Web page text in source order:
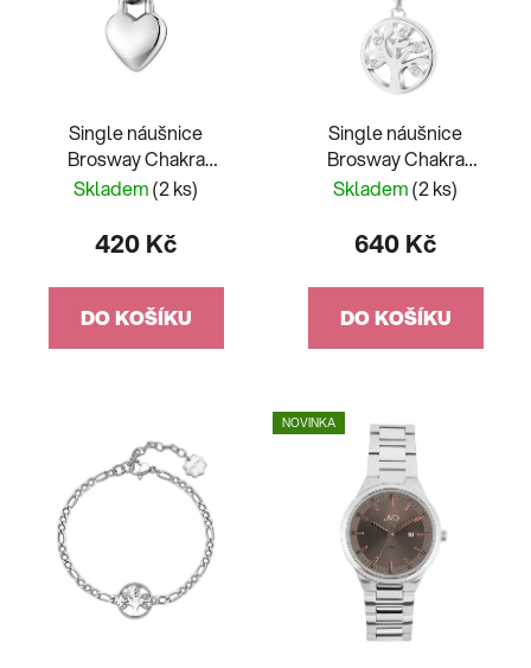
Single náušnice
Brosway Chakra
BHKE131 - 1 kus
Skladem(2 ks)
420 Kč
DO KOŠÍKU
Single náušnice
Brosway Chakra
BHKE004 - 1 kus
Skladem(2 ks)
640 Kč
DO KOŠÍKU
NOVINKA